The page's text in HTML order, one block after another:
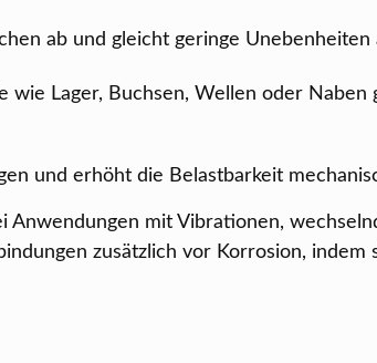
ab und gleicht geringe Unebenheiten
wie Lager, Buchsen, Wellen oder Naben
und erhöht die Belastbarkeit
mit Vibrationen,
zusätzlich vor Korrosion, indem